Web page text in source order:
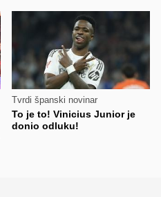
Tvrdi španski novinar
To je to! Vinicius Junior je
donio odluku!